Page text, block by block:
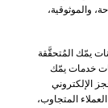
والموثوقية،
يمّك المُتحقَّقة
باقات خدمات يمّك
الإلكتروني
المتجاوب،